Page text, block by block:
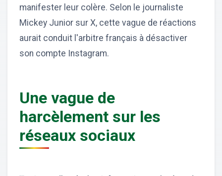
manifester leur colère. Selon le journaliste
Mickey Junior sur X, cette vague de réactions
aurait conduit l'arbitre français à désactiver
son compte Instagram.
Une vague de
harcèlement sur les
réseaux sociaux